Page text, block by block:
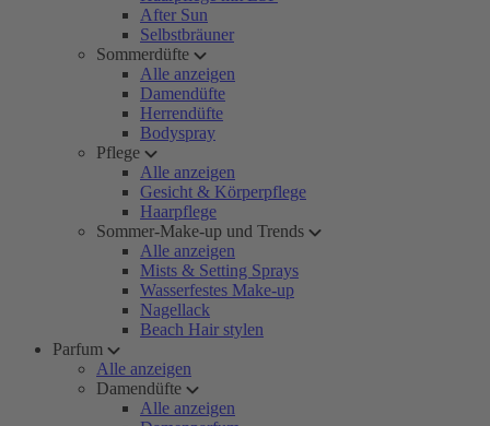
After Sun
Selbstbräuner
Sommerdüfte
Alle anzeigen
Damendüfte
Herrendüfte
Bodyspray
Pflege
Alle anzeigen
Gesicht & Körperpflege
Haarpflege
Sommer-Make-up und Trends
Alle anzeigen
Mists & Setting Sprays
Wasserfestes Make-up
Nagellack
Beach Hair stylen
Parfum
Alle anzeigen
Damendüfte
Alle anzeigen